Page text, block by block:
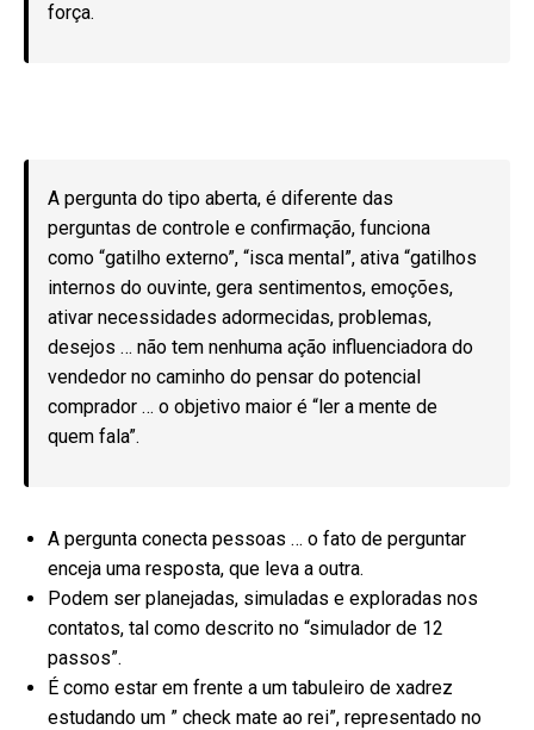
força.
A pergunta do tipo aberta, é diferente das
perguntas de controle e confirmação, funciona
como “gatilho externo”, “isca mental”, ativa “gatilhos
internos do ouvinte, gera sentimentos, emoções,
ativar necessidades adormecidas, problemas,
desejos … não tem nenhuma ação influenciadora do
vendedor no caminho do pensar do potencial
comprador … o objetivo maior é “ler a mente de
quem fala”.
A pergunta conecta pessoas … o fato de perguntar
enceja uma resposta, que leva a outra.
Podem ser planejadas, simuladas e exploradas nos
contatos, tal como descrito no “simulador de 12
passos”.
É como estar em frente a um tabuleiro de xadrez
estudando um ” check mate ao rei”, representado no